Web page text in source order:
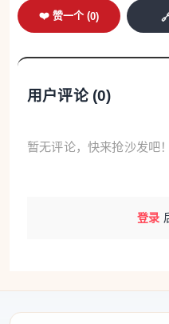
❤️ 赞一个 (0)
用户评论 (0)
暂无评论，快来抢沙发吧
登录